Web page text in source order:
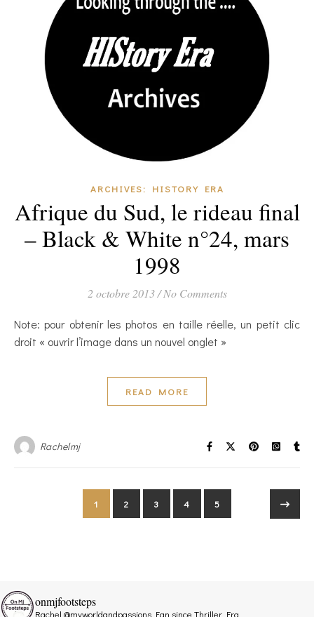
ARCHIVES: HISTORY ERA
Afrique du Sud, le rideau final
– Black & White n°24, mars
1998
2 octobre 2013 / No Comments
Note: pour obtenir les photos en taille réelle, un petit clic
droit « ouvrir l’image dans un nouvel onglet »
READ MORE
Rachelmj
1 2 3 4 5
onmjfootsteps
Rachel @myworldandpassions Fan since Thriller Era